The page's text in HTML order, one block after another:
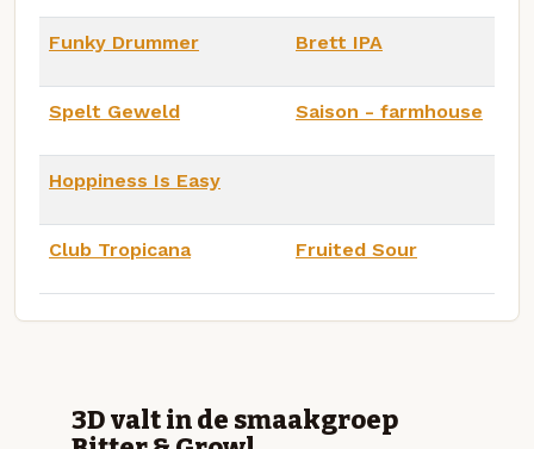
Funky Drummer Brett IPA
Spelt Geweld Saison - farmhouse
Hoppiness Is Easy
Club Tropicana Fruited Sour
3D valt in de smaakgroep